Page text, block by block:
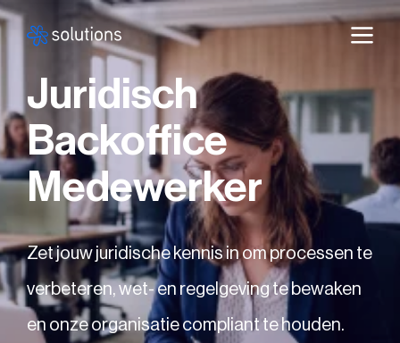
Juridisch
Backoffice
Medewerker
Zet jouw juridische kennis in om processen te
verbeteren, wet- en regelgeving te bewaken
en onze organisatie compliant te houden.